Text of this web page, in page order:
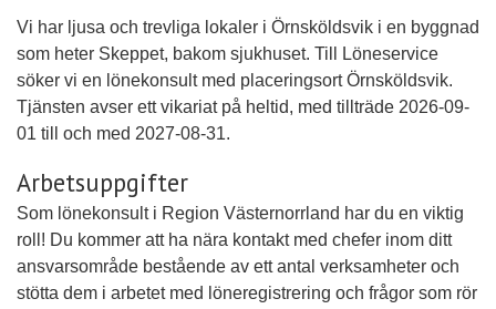
Vi har ljusa och trevliga lokaler i Örnsköldsvik i en byggnad
som heter Skeppet, bakom sjukhuset. Till Löneservice
söker vi en lönekonsult med placeringsort Örnsköldsvik.
Tjänsten avser ett vikariat på heltid, med tillträde 2026-09-
01 till och med 2027-08-31.
Arbetsuppgifter
Som lönekonsult i Region Västernorrland har du en viktig
roll! Du kommer att ha nära kontakt med chefer inom ditt
ansvarsområde bestående av ett antal verksamheter och
stötta dem i arbetet med löneregistrering och frågor som rör